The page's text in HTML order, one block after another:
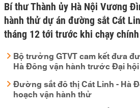
Bí thư Thành ủy Hà Nội Vương
hành thử dự án đường sắt Cát
tháng 12 tới trước khi chạy
Bộ trưởng GTVT cam kết đưa
Hà Đông vận hành trước Đại
Đường sắt đô thị Cát Linh - Hà
hoạch vận hành thử